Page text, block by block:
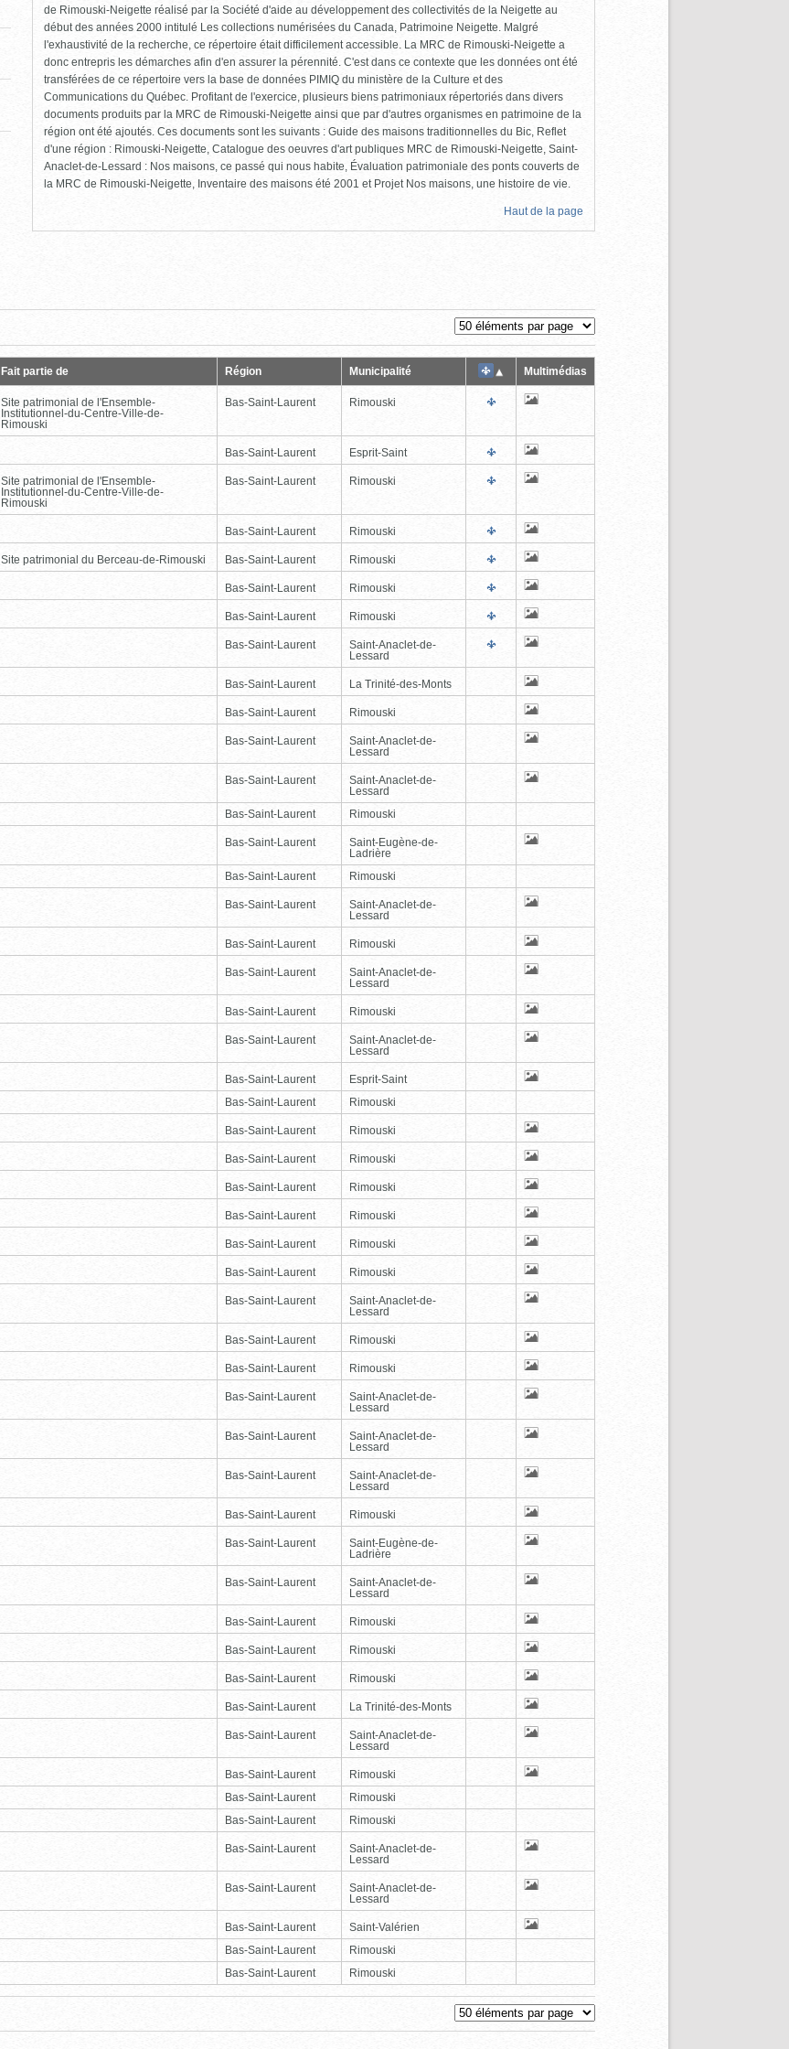
de Rimouski-Neigette réalisé par la Société d'aide au développement des collectivités de la Neigette au
début des années 2000 intitulé Les collections numérisées du Canada, Patrimoine Neigette. Malgré
l'exhaustivité de la recherche, ce répertoire était difficilement accessible. La MRC de Rimouski-Neigette a
donc entrepris les démarches afin d'en assurer la pérennité. C'est dans ce contexte que les données ont été
transférées de ce répertoire vers la base de données PIMIQ du ministère de la Culture et des
Communications du Québec. Profitant de l'exercice, plusieurs biens patrimoniaux répertoriés dans divers
documents produits par la MRC de Rimouski-Neigette ainsi que par d'autres organismes en patrimoine de la
région ont été ajoutés. Ces documents sont les suivants : Guide des maisons traditionnelles du Bic, Reflet
d'une région : Rimouski-Neigette, Catalogue des oeuvres d'art publiques MRC de Rimouski-Neigette, Saint-
Anaclet-de-Lessard : Nos maisons, ce passé qui nous habite, Évaluation patrimoniale des ponts couverts de
la MRC de Rimouski-Neigette, Inventaire des maisons été 2001 et Projet Nos maisons, une histoire de vie.
Haut de la page
Fait partie de Région Municipalité Multimédias
Site patrimonial de l'Ensemble-
Institutionnel-du-Centre-Ville-de-
Rimouski
Bas-Saint-Laurent Rimouski
Bas-Saint-Laurent Esprit-Saint
Site patrimonial de l'Ensemble-
Institutionnel-du-Centre-Ville-de-
Rimouski
Bas-Saint-Laurent Rimouski
Bas-Saint-Laurent Rimouski
Site patrimonial du Berceau-de-Rimouski Bas-Saint-Laurent Rimouski
Bas-Saint-Laurent Rimouski
Bas-Saint-Laurent Rimouski
Bas-Saint-Laurent
Saint-Anaclet-de-
Lessard
Bas-Saint-Laurent La Trinité-des-Monts
Bas-Saint-Laurent Rimouski
Bas-Saint-Laurent
Saint-Anaclet-de-
Lessard
Bas-Saint-Laurent
Saint-Anaclet-de-
Lessard
Bas-Saint-Laurent Rimouski
Bas-Saint-Laurent
Saint-Eugène-de-
Ladrière
Bas-Saint-Laurent Rimouski
Bas-Saint-Laurent
Saint-Anaclet-de-
Lessard
Bas-Saint-Laurent Rimouski
Bas-Saint-Laurent
Saint-Anaclet-de-
Lessard
Bas-Saint-Laurent Rimouski
Bas-Saint-Laurent
Saint-Anaclet-de-
Lessard
Bas-Saint-Laurent
Esprit-Saint
Bas-Saint-Laurent Rimouski
Bas-Saint-Laurent Rimouski
Bas-Saint-Laurent Rimouski
Bas-Saint-Laurent Rimouski
Bas-Saint-Laurent Rimouski
Bas-Saint-Laurent Rimouski
Bas-Saint-Laurent Rimouski
Bas-Saint-Laurent
Saint-Anaclet-de-
Lessard
Bas-Saint-Laurent Rimouski
Bas-Saint-Laurent Rimouski
Bas-Saint-Laurent
Saint-Anaclet-de-
Lessard
Bas-Saint-Laurent
Saint-Anaclet-de-
Lessard
Bas-Saint-Laurent
Saint-Anaclet-de-
Lessard
Bas-Saint-Laurent Rimouski
Bas-Saint-Laurent
Saint-Eugène-de-
Ladrière
Bas-Saint-Laurent
Saint-Anaclet-de-
Lessard
Bas-Saint-Laurent Rimouski
Bas-Saint-Laurent Rimouski
Bas-Saint-Laurent Rimouski
Bas-Saint-Laurent La Trinité-des-Monts
Bas-Saint-Laurent
Saint-Anaclet-de-
Lessard
Bas-Saint-Laurent
Rimouski
Bas-Saint-Laurent
Rimouski
Bas-Saint-Laurent Rimouski
Bas-Saint-Laurent
Saint-Anaclet-de-
Lessard
Bas-Saint-Laurent
Saint-Anaclet-de-
Lessard
Bas-Saint-Laurent
Saint-Valérien
Bas-Saint-Laurent
Rimouski
Bas-Saint-Laurent Rimouski